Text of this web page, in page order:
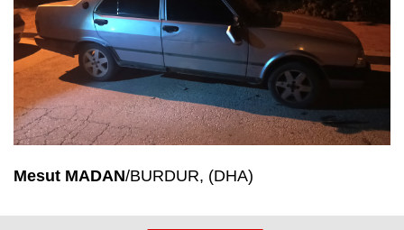
Mesut MADAN/BURDUR, (DHA)